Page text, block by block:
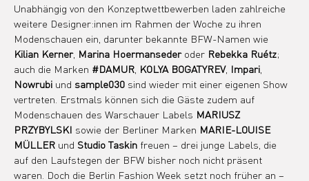
Unabhängig von den Konzeptwettbewerben laden zahlreiche
weitere Designer:innen im Rahmen der Woche zu ihren
Modenschauen ein, darunter bekannte BFW-Namen wie
Kilian Kerner, Marina Hoermanseder oder Rebekka Ruétz;
auch die Marken #DAMUR KOLYA BOGATYREV, Impari
Nowrubi und sample030 sind wieder mit einer eigenen Show
vertreten. Erstmals können sich die Gäste zudem auf
Modenschauen des Warschauer Labels MARIUSZ
PRZYBYLSKI sowie der Berliner Marken MARIE-LOUISE
MÜLLER und Studio Taskin freuen – drei junge Labels, die
auf den Laufstegen der BFW bisher noch nicht präsent
waren. Doch die Berlin Fashion Week setzt noch früher an –